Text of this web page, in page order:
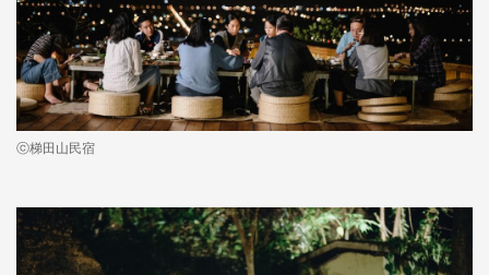
ⓒ梯田山民宿